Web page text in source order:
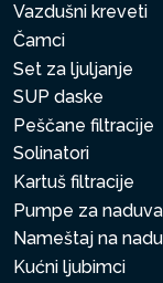
Vazdušni kreveti
Čamci
Set za ljuljanje
SUP daske
Peščane filtracije
Solinatori
Kartuš filtracije
Pumpe za
Nameštaj na
Kućni ljubimci